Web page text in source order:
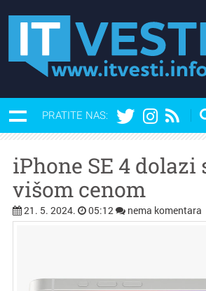
PRATITE NAS:
iPhone SE 4 dolazi
višom cenom
21. 5. 2024. 05:12 nema komentara